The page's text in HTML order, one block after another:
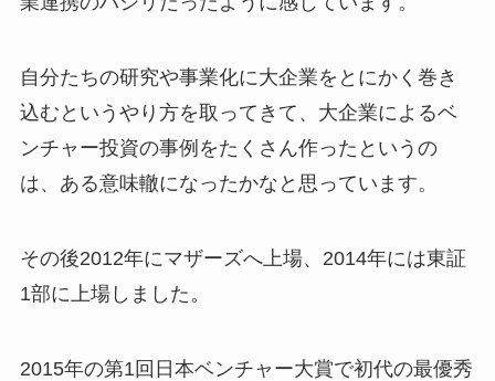
自分たちの研究や事業化に大企業をとにかく巻き
込むというやり方を取ってきて、大企業によるベ
ンチャー投資の事例をたくさん作ったというの
は、ある意味轍になったかなと思っています。
その後2012年にマザーズへ上場、2014年には東証
1部に上場しました。
2015年の第1回日本ベンチャー大賞で初代の最優秀